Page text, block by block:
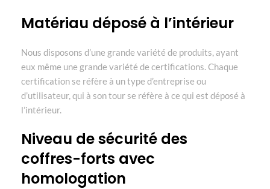
Matériau déposé à l’intérieur
Nous disposons d’une grande variété de produits, ayant
eux même une grande variété de certifications. Chaque
certification se réfère à un type d’entreprise ou
d’utilisateur, qui à son tour se réfère à ce qui est déposé à
l’intérieur.
Niveau de sécurité des
coffres-forts avec
homologation